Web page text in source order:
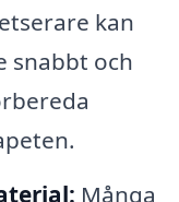
kan
snabbt och
Många